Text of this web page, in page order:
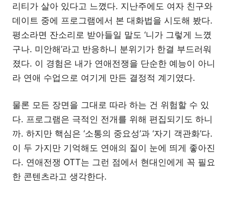
리티가 살아 있다고 느꼈다. 지난주에도 여자 친구와
데이트 중에 프로그램에서 본 대화법을 시도해 봤다.
평소라면 잔소리로 받아들일 말도 ‘니가 그렇게 느꼈
구나. 미안해’라고 반응하니 분위기가 한결 부드러워
졌다. 이 경험은 내가 연애전쟁을 단순한 예능이 아니
라 연애 수업으로 여기게 만든 결정적 계기였다.
물론 모든 장면을 그대로 따라 하는 건 위험할 수 있
다. 프로그램은 극적인 전개를 위해 편집되기도 하니
까. 하지만 핵심은 ‘소통의 중요성’과 ‘자기 객관화’다.
이 두 가지만 기억해도 연애의 질이 눈에 띄게 좋아진
다. 연애전쟁 OTT는 그런 점에서 현대인에게 꼭 필요
한 콘텐츠라고 생각한다.